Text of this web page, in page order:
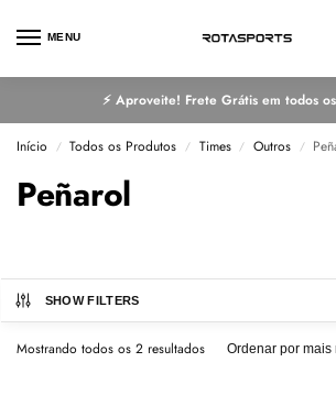
MENU
⚡ Aproveite! Frete Grátis em todos
Início / Todos os Produtos / Times / Outros /
Peñarol
SHOW FILTERS
Mostrando todos os 2 resultados